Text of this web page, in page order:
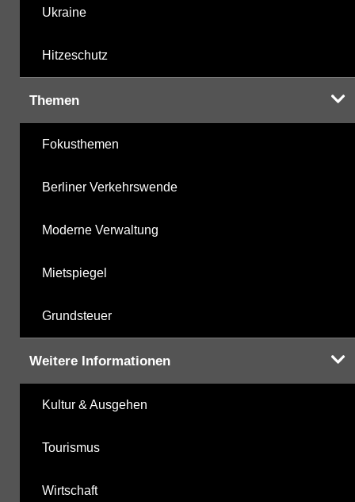
Ukraine
Hitzeschutz
Themen
Fokusthemen
Berliner Verkehrswende
Moderne Verwaltung
Mietspiegel
Grundsteuer
Weitere Informationen
Kultur & Ausgehen
Tourismus
Wirtschaft